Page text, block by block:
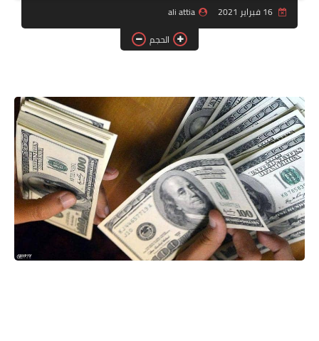
16 فبراير 2021
ali attia
الحجم